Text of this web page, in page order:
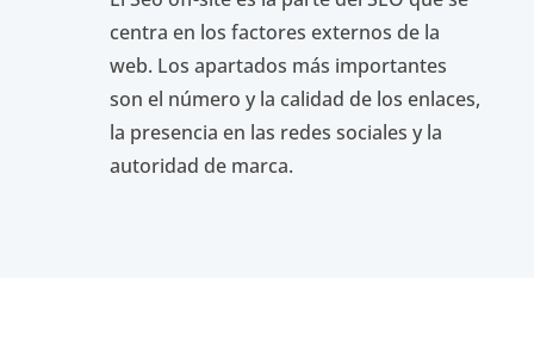
centra en los factores externos de la
web. Los apartados más importantes
son el número y la calidad de los enlaces,
la presencia en las redes sociales y la
autoridad de marca.